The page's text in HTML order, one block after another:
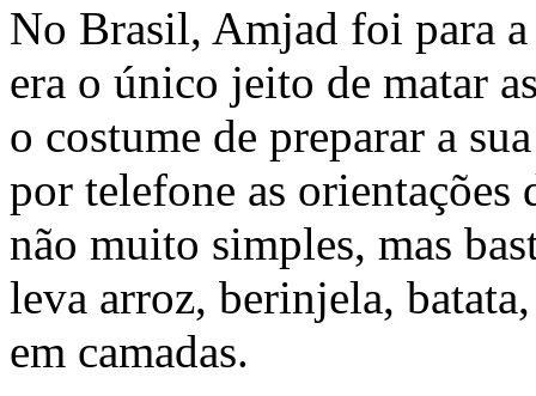
No Brasil, Amjad foi para
era o único jeito de matar
o costume de preparar a
por telefone as orientações
não muito simples, mas
leva arroz, berinjela,
em camadas.